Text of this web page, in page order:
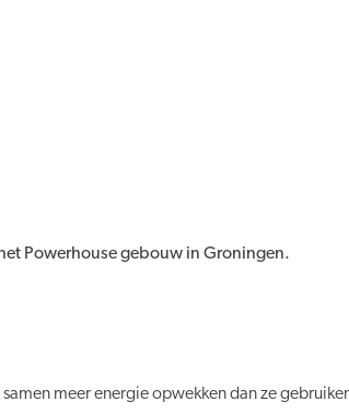
Powerhouse gebouw in Groningen.
meer energie opwekken dan ze